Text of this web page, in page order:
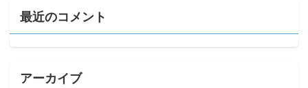
最近のコメント
アーカイブ